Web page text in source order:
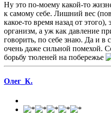
Ну это по-моему какой-то
к самому себе. Лишний вес
какое-то время назад от этого),
организм, а уж как давление
говорить, по себе знаю. Да и в
очень даже сильной помехой.
борьбу тюленей на побережье
Олег_К.